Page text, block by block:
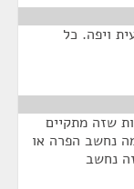
ויפה. כל
שזה מתקיים
נחשב הפרה או
נחשב